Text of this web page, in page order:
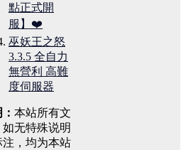
點正式開
服】❤️
巫妖王之怒
3.3.5 全自力
無營利 高難
度伺服器
本站所有文
如无特殊说明
注，均为本站